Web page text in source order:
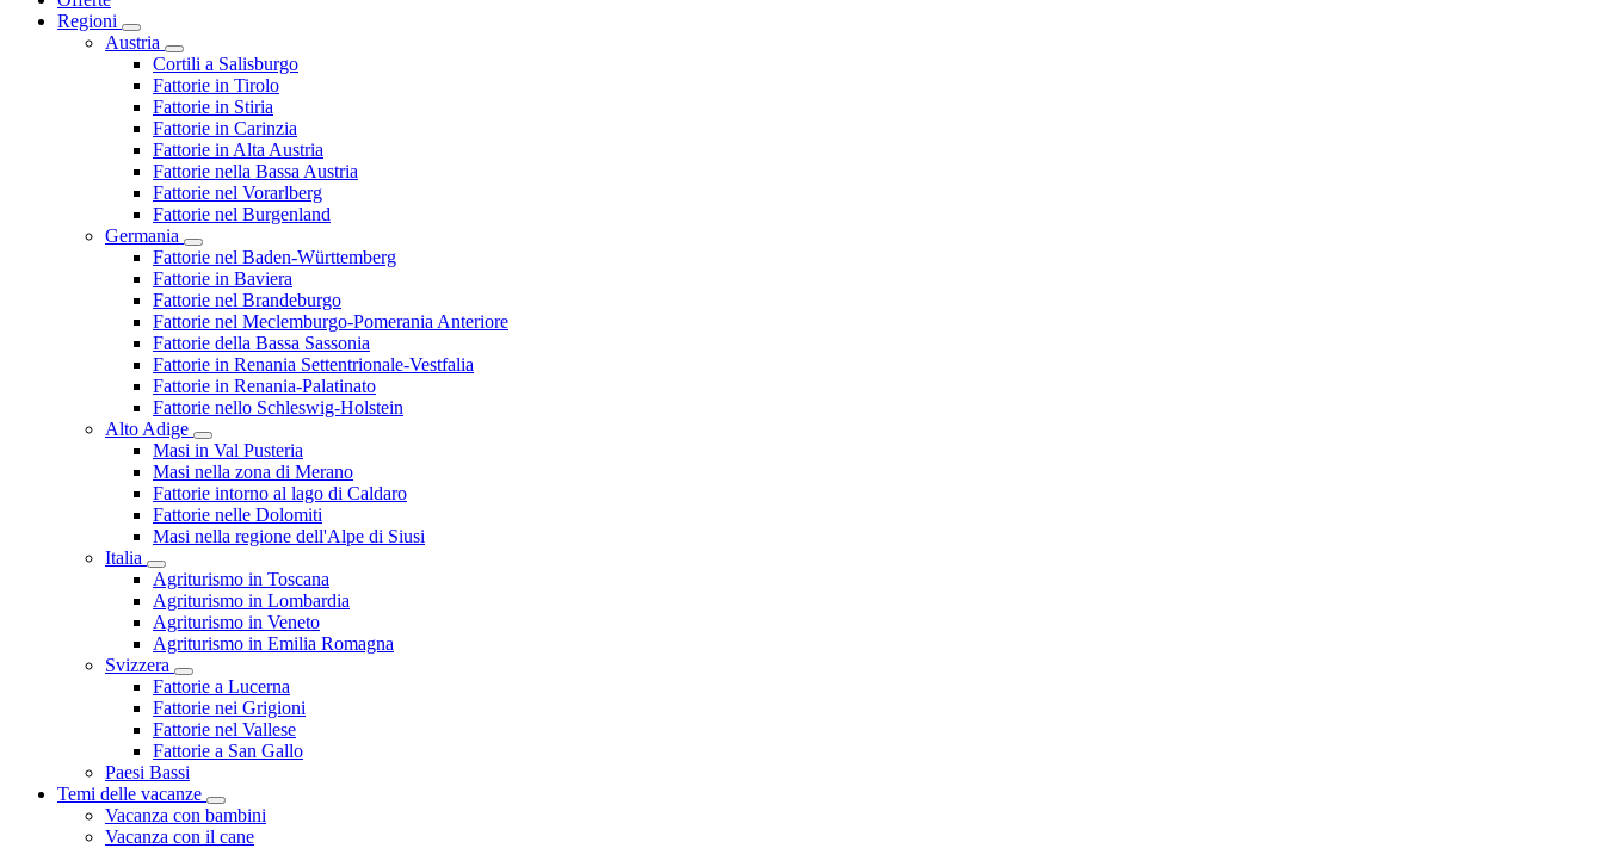
Regioni
Austria
Cortili a Salisburgo
Fattorie in Tirolo
Fattorie in Stiria
Fattorie in Carinzia
Fattorie in Alta Austria
Fattorie nella Bassa Austria
Fattorie nel Vorarlberg
Fattorie nel Burgenland
Germania
Fattorie nel Baden-Württemberg
Fattorie in Baviera
Fattorie nel Brandeburgo
Fattorie nel Meclemburgo-Pomerania Anteriore
Fattorie della Bassa Sassonia
Fattorie in Renania Settentrionale-Vestfalia
Fattorie in Renania-Palatinato
Fattorie nello Schleswig-Holstein
Alto Adige
Masi in Val Pusteria
Masi nella zona di Merano
Fattorie intorno al lago di Caldaro
Fattorie nelle Dolomiti
Masi nella regione dell'Alpe di Siusi
Italia
Agriturismo in Toscana
Agriturismo in Lombardia
Agriturismo in Veneto
Agriturismo in Emilia Romagna
Svizzera
Fattorie a Lucerna
Fattorie nei Grigioni
Fattorie nel Vallese
Fattorie a San Gallo
Paesi Bassi
Temi delle vacanze
Vacanza con bambini
Vacanza con il cane